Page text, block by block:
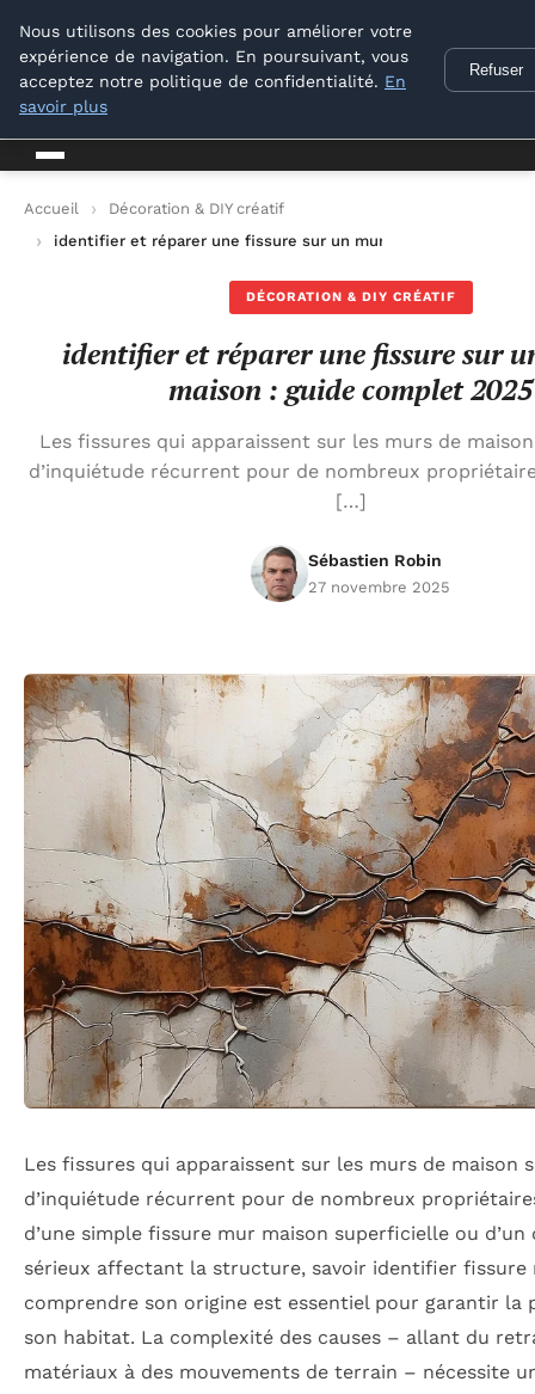
Conseil Outil Bricolage
Conseil Outil Bricolage
Accueil
Décoration & DIY créatif
identifier et réparer une fissure sur un mur de maison : guide
DÉCORATION & DIY CRÉATIF
identifier et réparer une fissure sur
maison : guide complet 2025
Les fissures qui apparaissent sur les murs de
d’inquiétude récurrent pour de nombreux
[…]
Sébastien Robin
27 novembre 2025
Les fissures qui apparaissent sur les murs de maison
d’inquiétude récurrent pour de nombreux propriétaires.
d’une simple fissure mur maison superficielle ou d’un
sérieux affectant la structure, savoir identifier fissure
comprendre son origine est essentiel pour garantir la
son habitat. La complexité des causes – allant du
matériaux à des mouvements de terrain – nécessite
Nous utilisons des cookies pour améliorer votre
expérience de navigation. En poursuivant, vous
acceptez notre politique de confidentialité. En
savoir plus
Refuser